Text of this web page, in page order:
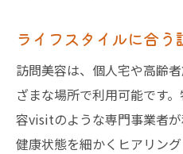
ライフスタイルに合
訪問美容は、個人宅や高齢
ざまな場所で利用可能です
容visitのような専門事業者
健康状態を細かくヒアリン